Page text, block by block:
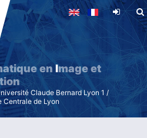
Aller
contenu
principal
enImage et
Claude Bernard Lyon 1 /
Centrale de Lyon